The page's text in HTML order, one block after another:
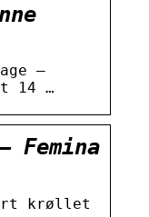
–
14 …
krøllet